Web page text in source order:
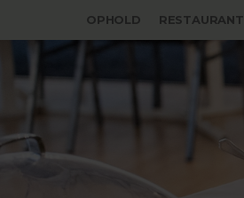
OPHOLD RESTAURANT